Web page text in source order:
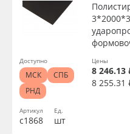
Артикул
с1868
Ед.
шт
Цены
8 246.13
8 255.31
Доступно
МСК
СПБ
РНД